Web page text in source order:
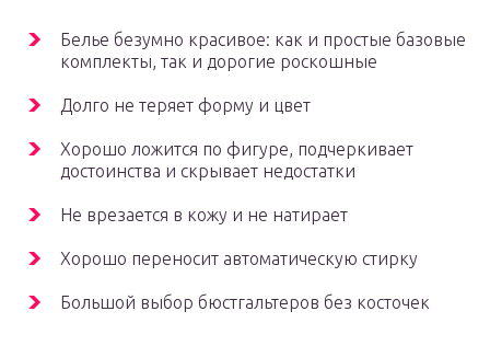
Белье безумно красивое: как и простые базовые
комплекты, так и дорогие роскошные
Долго не теряет форму и цвет
Хорошо ложится по фигуре, подчеркивает
достоинства и скрывает недостатки
Не врезается в кожу и не натирает
Хорошо переносит автоматическую стирку
Большой выбор бюстгальтеров без косточек